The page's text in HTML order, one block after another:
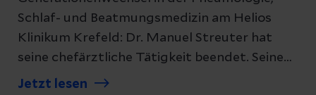
Schlaf- und Beatmungsmedizin am Helios
Klinikum Krefeld: Dr. Manuel Streuter hat
seine chefärztliche Tätigkeit beendet. Seine
beiden Nachfolger setzen die langjährige
Jetzt lesen